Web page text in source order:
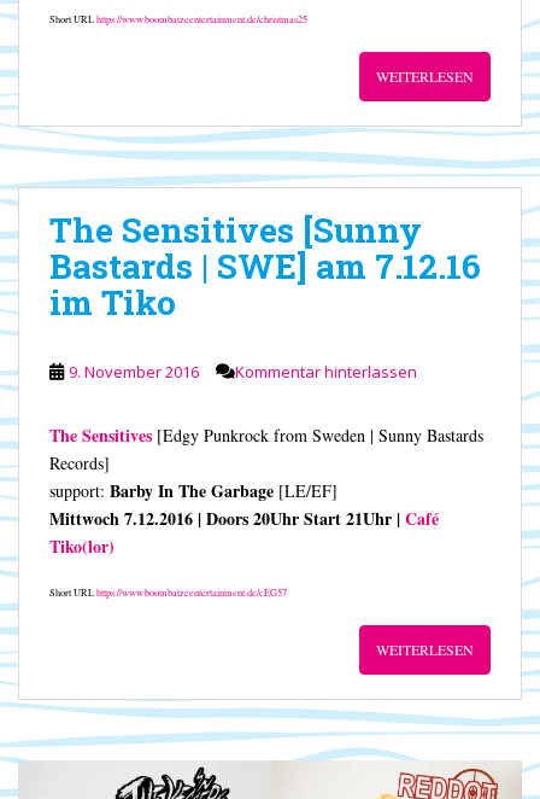
Short URLhttps://www.boombatzeentertainment.de/christmas25
WEITERLESEN
The Sensitives [Sunny
Bastards | SWE] am 7.12.16
im Tiko
9. November 2016 Kommentar hinterlassen
The Sensitives [Edgy Punkrock from Sweden | Sunny Bastards
Records]
support: Barby In The Garbage [LE/EF]
Mittwoch 7.12.2016 | Doors 20Uhr Start 21Uhr |Café
Tiko(lor)
Short URLhttps://www.boombatzeentertainment.de/cEG57
WEITERLESEN